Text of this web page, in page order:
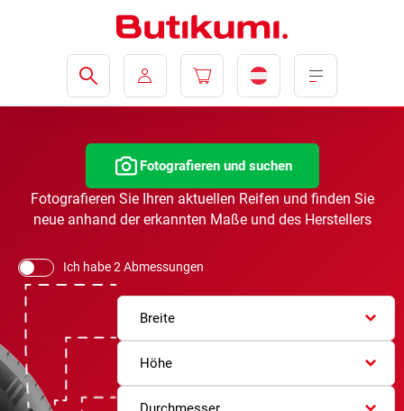
Fotografieren und suchen
Fotografieren Sie Ihren aktuellen Reifen und finden Sie
neue anhand der erkannten Maße und des Herstellers
Ich habe 2 Abmessungen
Breite
Höhe